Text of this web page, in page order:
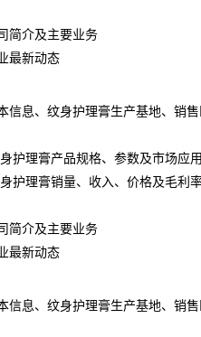
介及主要业务
新动态
、纹身护理膏生产基地、销售
膏产品规格、参数及市场应
膏销量、收入、价格及毛利
介及主要业务
新动态
、纹身护理膏生产基地、销售